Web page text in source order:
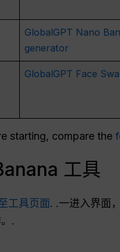
GlobalGPT Nano
generator
GlobalGPT Face
starting, compare the
工具
工具页面. .一进入界面
.